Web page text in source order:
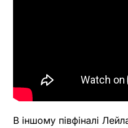
В іншому півфіналі